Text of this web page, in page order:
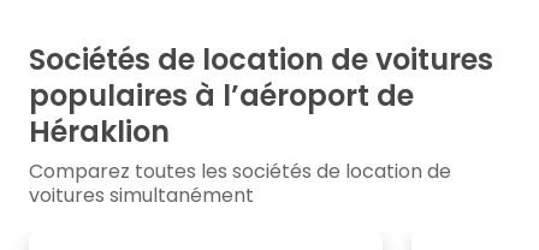
Sociétés de location de voitures
populaires à l’aéroport de
Héraklion
Comparez toutes les sociétés de location de
voitures simultanément